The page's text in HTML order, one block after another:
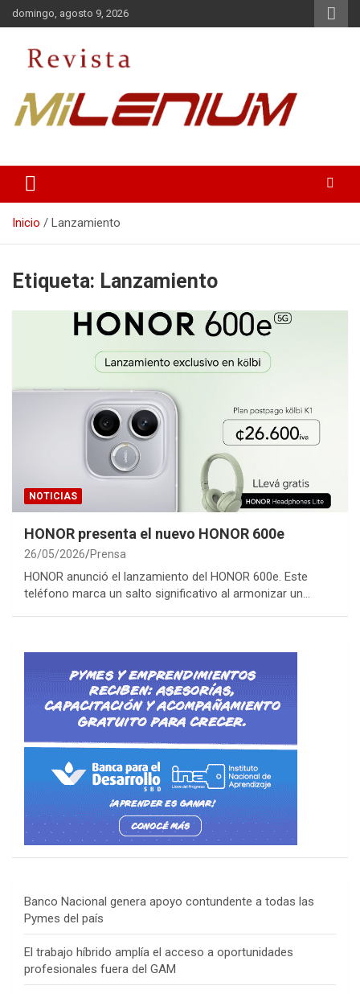
Saltar
al
domingo, agosto 9, 2026
Inicio Lanzamiento
Etiqueta: Lanzamiento
NOTICIAS
HONOR presenta el nuevo HONOR 600e
26/05/2026 Prensa
HONOR anunció el lanzamiento del HONOR 600e. Este
teléfono marca un salto significativo al armonizar un…
Banco Nacional genera apoyo contundente a todas las
Pymes del país
El trabajo híbrido amplía el acceso a oportunidades
profesionales fuera del GAM